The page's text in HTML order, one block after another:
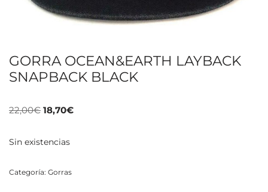
GORRA OCEAN&EARTH LAYBACK
SNAPBACK BLACK
22,00€ 18,70€
Sin existencias
Categoría: Gorras